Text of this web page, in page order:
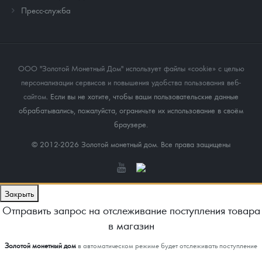
Пресс-служба
ООО "Золотой Монетный Дом" использует файлы «cookie» с целью
персонализации сервисов и повышения удобства пользования веб-
сайтом. Если вы не хотите, чтобы ваши пользовательские данные
обрабатывались, пожалуйста, ограничьте их использование в своём
браузере.
© 2012-2026 Золотой монетный дом. Все права защищены
Закрыть
Отправить запрос на отслеживание поступления товара
в магазин
Золотой монетный домв автоматическом режиме будет отслеживать поступление